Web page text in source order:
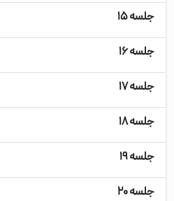
جلسه ۱۵
جلسه ۱۶
جلسه ۱۷
جلسه ۱۸
جلسه ۱۹
جلسه ۲۰